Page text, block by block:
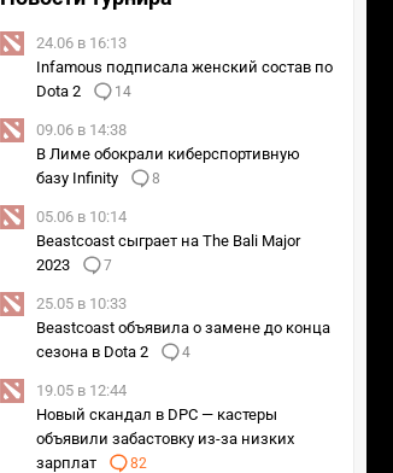
24.06 в 16:13
Infamous подписала женский состав по
Dota 2
14
09.06 в 14:38
В Лиме обокрали киберспортивную
базу Infinity
8
05.06 в 10:14
Beastcoast сыграет на The Bali Major
2023
7
25.05 в 10:33
Beastcoast объявила о замене до конца
сезона в Dota 2
4
19.05 в 12:44
Новый скандал в DPC — кастеры
объявили забастовку из-за низких
зарплат
82